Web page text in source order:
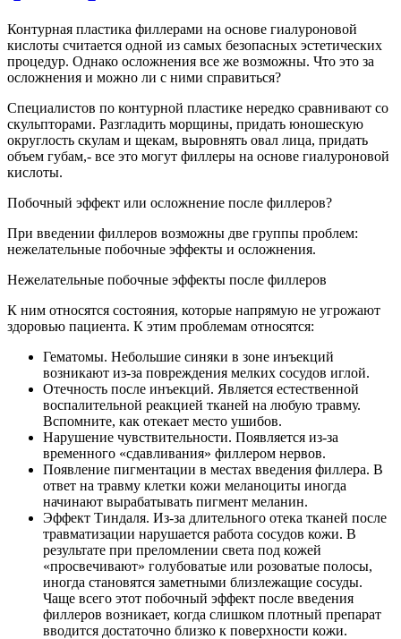
Контурная пластика филлерами на основе гиалуроновой
кислоты считается одной из самых безопасных эстетических
процедур. Однако осложнения все же возможны. Что это за
осложнения и можно ли с ними справиться?
Специалистов по контурной пластике нередко сравнивают со
скульпторами. Разгладить морщины, придать юношескую
округлость скулам и щекам, выровнять овал лица, придать
объем губам,- все это могут филлеры на основе гиалуроновой
кислоты.
Побочный эффект или осложнение после филлеров?
При введении филлеров возможны две группы проблем:
нежелательные побочные эффекты и осложнения.
Нежелательные побочные эффекты после филлеров
К ним относятся состояния, которые напрямую не угрожают
здоровью пациента. К этим проблемам относятся:
Гематомы. Небольшие синяки в зоне инъекций
возникают из-за повреждения мелких сосудов иглой.
Отечность после инъекций. Является естественной
воспалительной реакцией тканей на любую травму.
Вспомните, как отекает место ушибов.
Нарушение чувствительности. Появляется из-за
временного «сдавливания» филлером нервов.
Появление пигментации в местах введения филлера. В
ответ на травму клетки кожи меланоциты иногда
начинают вырабатывать пигмент меланин.
Эффект Тиндаля. Из-за длительного отека тканей после
травматизации нарушается работа сосудов кожи. В
результате при преломлении света под кожей
«просвечивают» голубоватые или розоватые полосы,
иногда становятся заметными близлежащие сосуды.
Чаще всего этот побочный эффект после введения
филлеров возникает, когда слишком плотный препарат
вводится достаточно близко к поверхности кожи.